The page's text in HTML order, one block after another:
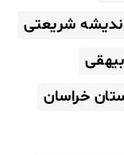
شریعتی
خراسان